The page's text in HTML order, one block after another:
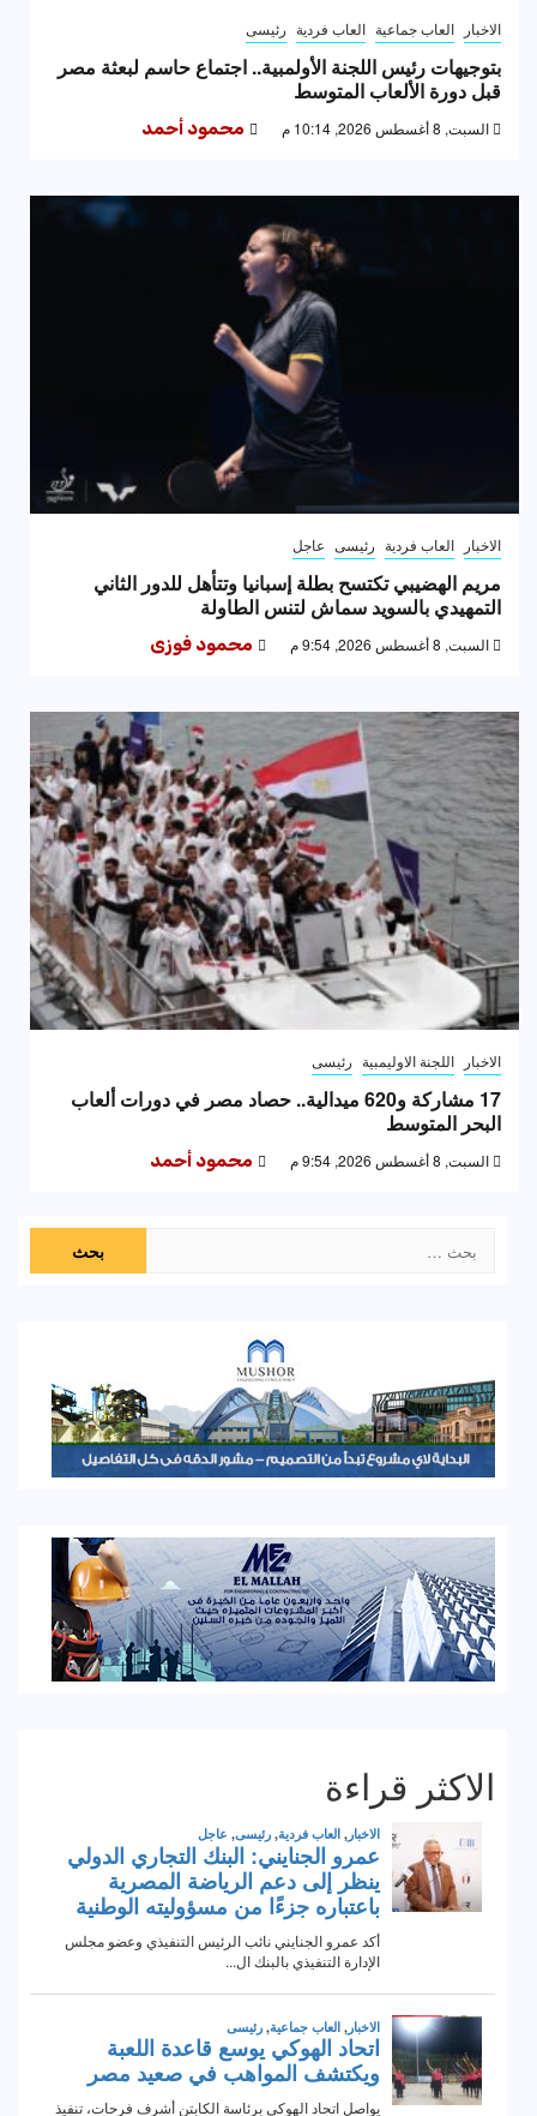
الاخبار العاب جماعية العاب فردية رئيسى
بتوجيهات رئيس اللجنة الأولمبية.. اجتماع حاسم لبعثة مصر
قبل دورة الألعاب المتوسط
السبت, 8 أغسطس 2026, 10:14 م محمود أحمد
الاخبار العاب فردية رئيسى عاجل
مريم الهضيبي تكتسح بطلة إسبانيا وتتأهل للدور الثاني
التمهيدي بالسويد سماش لتنس الطاولة
السبت, 8 أغسطس 2026, 9:54 م محمود فوزى
الاخبار اللجنة الاوليمبية رئيسى
17 مشاركة و620 ميدالية.. حصاد مصر في دورات ألعاب
البحر المتوسط
السبت, 8 أغسطس 2026, 9:54 م محمود أحمد
عن:
الاكثر قراءة